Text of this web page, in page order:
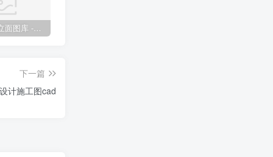
高精度平立面图库 -（完整版）
下一篇
计施工图cad